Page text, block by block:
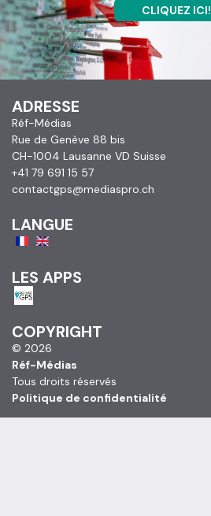
CLIQUEZ ICI!
ADRESSE
Réf-Médias
Rue de Genève 88 bis
CH-1004 Lausanne VD Suisse
+41 79 691 15 57
contactgps@mediaspro.ch
LANGUE
LES APPS
COPYRIGHT
© 2026
Réf-Médias
Tous droits réservés
Politique de confidentialité